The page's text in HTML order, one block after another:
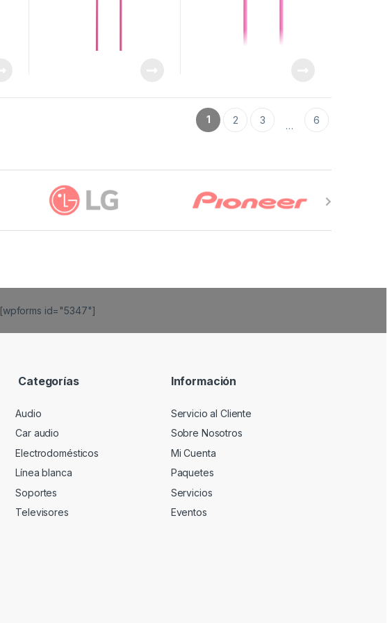
1 2 3 … 6
[wpforms id="5347"]
Categorías
Audio
Car audio
Electrodomésticos
Línea blanca
Soportes
Televisores
Información
Servicio al Cliente
Sobre Nosotros
Mi Cuenta
Paquetes
Servicios
Eventos